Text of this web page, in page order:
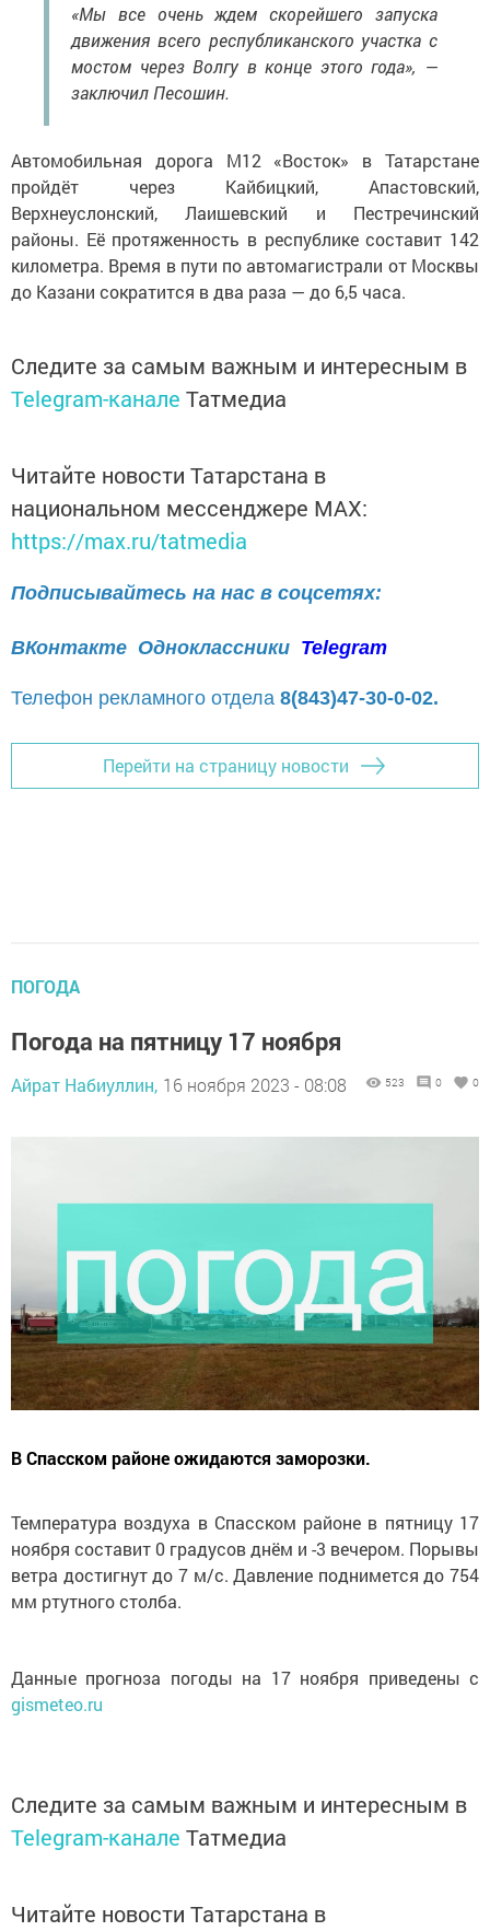
«Мы все очень ждем скорейшего запуска
движения всего республиканского участка с
мостом через Волгу в конце этого года», —
заключил Песошин.
Автомобильная дорога М12 «Восток» в Татарстане
пройдёт через Кайбицкий, Апастовский,
Верхнеуслонский, Лаишевский и Пестречинский
районы. Её протяженность в республике составит 142
километра. Время в пути по автомагистрали от Москвы
до Казани сократится в два раза — до 6,5 часа.
Следите за самым важным и интересным в
Telegram-канале Татмедиа
Читайте новости Татарстана в
национальном мессенджере MАХ:
https://max.ru/tatmedia
Подписывайтесь на нас в соцсетях:
ВКонтакте Одноклассники Telegram
Телефон рекламного отдела 8(843)47-30-0-02.
Перейти на страницу новости
ПОГОДА
Погода на пятницу 17 ноября
Айрат Набиуллин, 16 ноября 2023 - 08:08 523 0 0
В Спасском районе ожидаются заморозки.
Температура воздуха в Спасском районе в пятницу 17
ноября составит 0 градусов днём и -3 вечером. Порывы
ветра достигнут до 7 м/с. Давление поднимется до 754
мм ртутного столба.
Данные прогноза погоды на 17 ноября приведены с
gismeteo.ru
Следите за самым важным и интересным в
Telegram-канале Татмедиа
Читайте новости Татарстана в